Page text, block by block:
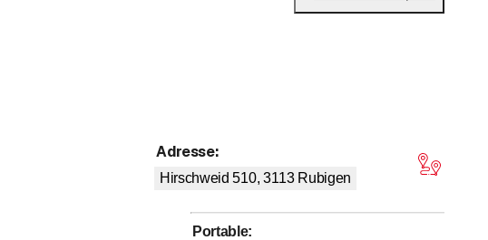
Adresse:
Hirschweid 510, 3113 Rubigen
Portable: